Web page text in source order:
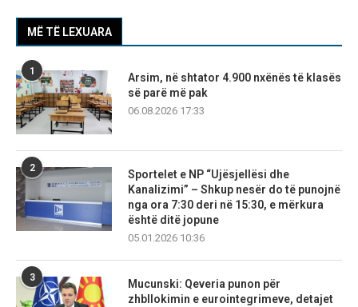
MË TË LEXUARA
1
Arsim, në shtator 4.900 nxënës të klasës
së parë më pak
06.08.2026 17:33
2
Sportelet e NP “Ujësjellësi dhe
Kanalizimi” – Shkup nesër do të punojnë
nga ora 7:30 deri në 15:30, e mërkura
është ditë jopune
05.01.2026 10:36
3
Mucunski: Qeveria punon për
zhbllokimin e eurointegrimeve, detajet